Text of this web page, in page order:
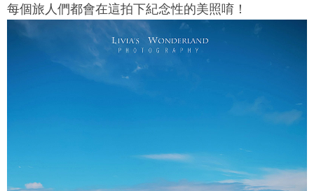
每個旅人們都會在這拍下紀念性的美照唷！